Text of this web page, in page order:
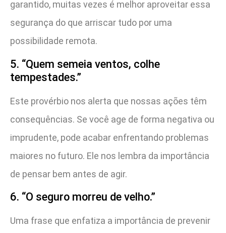
garantido, muitas vezes é melhor aproveitar essa
segurança do que arriscar tudo por uma
possibilidade remota.
5. “Quem semeia ventos, colhe
tempestades.”
Este provérbio nos alerta que nossas ações têm
consequências. Se você age de forma negativa ou
imprudente, pode acabar enfrentando problemas
maiores no futuro. Ele nos lembra da importância
de pensar bem antes de agir.
6. “O seguro morreu de velho.”
Uma frase que enfatiza a importância de prevenir